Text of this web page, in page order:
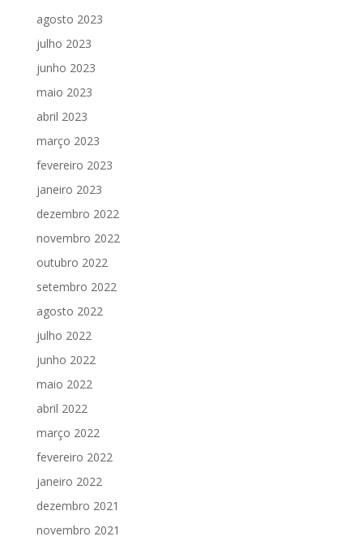
agosto 2023
julho 2023
junho 2023
maio 2023
abril 2023
março 2023
fevereiro 2023
janeiro 2023
dezembro 2022
novembro 2022
outubro 2022
setembro 2022
agosto 2022
julho 2022
junho 2022
maio 2022
abril 2022
março 2022
fevereiro 2022
janeiro 2022
dezembro 2021
novembro 2021